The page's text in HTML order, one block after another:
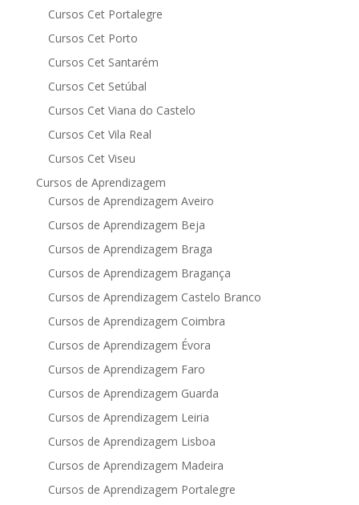
Cursos Cet Portalegre
Cursos Cet Porto
Cursos Cet Santarém
Cursos Cet Setúbal
Cursos Cet Viana do Castelo
Cursos Cet Vila Real
Cursos Cet Viseu
Cursos de Aprendizagem
Cursos de Aprendizagem Aveiro
Cursos de Aprendizagem Beja
Cursos de Aprendizagem Braga
Cursos de Aprendizagem Bragança
Cursos de Aprendizagem Castelo Branco
Cursos de Aprendizagem Coimbra
Cursos de Aprendizagem Évora
Cursos de Aprendizagem Faro
Cursos de Aprendizagem Guarda
Cursos de Aprendizagem Leiria
Cursos de Aprendizagem Lisboa
Cursos de Aprendizagem Madeira
Cursos de Aprendizagem Portalegre